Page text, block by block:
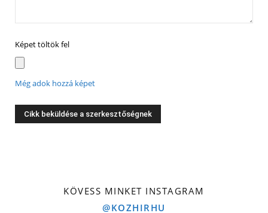
Képet töltök fel
Még adok hozzá képet
KÖVESS MINKET INSTAGRAM
@KOZHIRHU